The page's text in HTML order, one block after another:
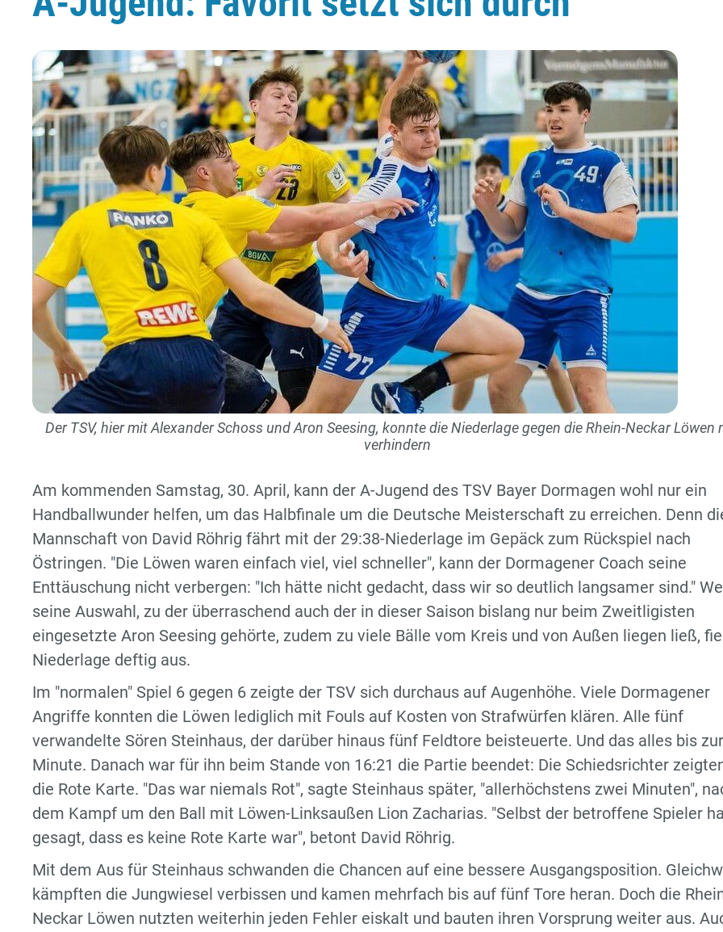
Der TSV, hier mit Alexander Schoss und Aron Seesing, konnte die Niederlage gegen die Rhein-Neckar Löwen
verhindern
Am kommenden Samstag, 30. April, kann der A-Jugend des TSV Bayer Dormagen wohl nur ein
Handballwunder helfen, um das Halbfinale um die Deutsche Meisterschaft zu erreichen. Denn
Mannschaft von David Röhrig fährt mit der 29:38-Niederlage im Gepäck zum Rückspiel nach
Östringen. "Die Löwen waren einfach viel, viel schneller", kann der Dormagener Coach seine
Enttäuschung nicht verbergen: "Ich hätte nicht gedacht, dass wir so deutlich langsamer sind."
seine Auswahl, zu der überraschend auch der in dieser Saison bislang nur beim Zweitligisten
eingesetzte Aron Seesing gehörte, zudem zu viele Bälle vom Kreis und von Außen liegen ließ,
Niederlage deftig aus.
Im "normalen" Spiel 6 gegen 6 zeigte der TSV sich durchaus auf Augenhöhe. Viele Dormagener
Angriffe konnten die Löwen lediglich mit Fouls auf Kosten von Strafwürfen klären. Alle fünf
verwandelte Sören Steinhaus, der darüber hinaus fünf Feldtore beisteuerte. Und das alles bis
Minute. Danach war für ihn beim Stande von 16:21 die Partie beendet: Die Schiedsrichter
die Rote Karte. "Das war niemals Rot", sagte Steinhaus später, "allerhöchstens zwei Minuten",
dem Kampf um den Ball mit Löwen-Linksaußen Lion Zacharias. "Selbst der betroffene Spieler
gesagt, dass es keine Rote Karte war", betont David Röhrig.
Mit dem Aus für Steinhaus schwanden die Chancen auf eine bessere Ausgangsposition.
kämpften die Jungwiesel verbissen und kamen mehrfach bis auf fünf Tore heran. Doch die
Neckar Löwen nutzten weiterhin jeden Fehler eiskalt und bauten ihren Vorsprung weiter aus.